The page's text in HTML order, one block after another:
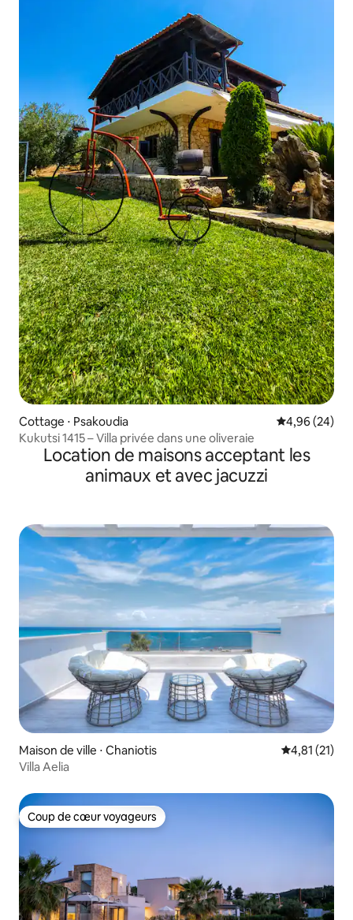
Cottage ⋅ Psakoudia Évaluation
4,96 (24)
Kukutsi 1415 – Villa privée dans une oliveraie
Location de maisons acceptant les
animaux et avec jacuzzi
Maison de ville ⋅ Chaniotis Évaluation
4,81 (21)
Villa Aelia
Coup de cœur voyageurs
Coup de cœur voyageurs